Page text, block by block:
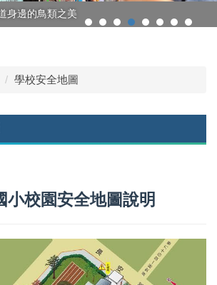
身邊的鳥類之美
學校安全地圖
小校園安全地圖說明